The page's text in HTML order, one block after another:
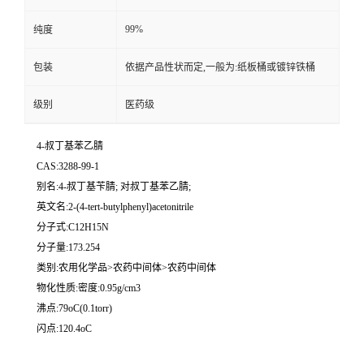
纯度 99%
包装 依据产品性状而定,一般为:纸板桶或镀锌铁桶
级别 医药级
4-叔丁基苯乙腈
CAS:3288-99-1
别名:4-叔丁基苄腈; 对叔丁基苯乙腈;
英文名:2-(4-tert-butylphenyl)acetonitrile
分子式:C12H15N
分子量:173.254
类别:农用化学品>农药中间体>农药中间体
物化性质:密度:0.95g/cm3
沸点:79oC(0.1torr)
闪点:120.4oC